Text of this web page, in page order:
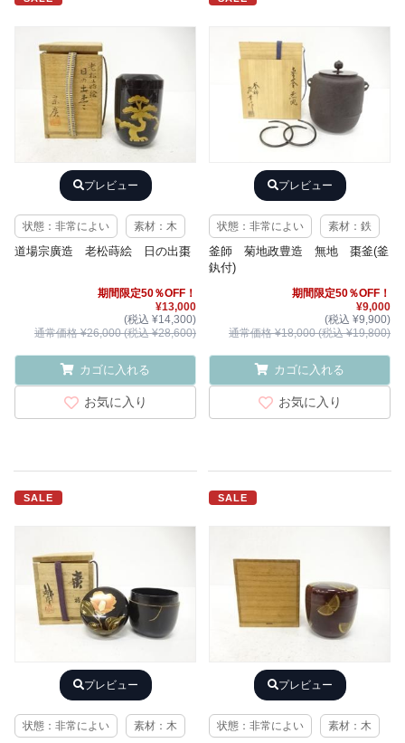
プレビュー
状態：非常によい 素材：木
道場宗廣造 老松蒔絵 日の出棗
期間限定50％OFF！
¥13,000
(税込 ¥14,300)
通常価格 ¥26,000 (税込 ¥28,600)
カゴに入れる
お気に入り
プレビュー
状態：非常によい 素材：鉄
釜師 菊地政豊造 無地 棗釜(釜
釻付)
期間限定50％OFF！
¥9,000
(税込 ¥9,900)
通常価格 ¥18,000 (税込 ¥19,800)
カゴに入れる
お気に入り
SALE
プレビュー
状態：非常によい 素材：木
SALE
プレビュー
状態：非常によい 素材：木